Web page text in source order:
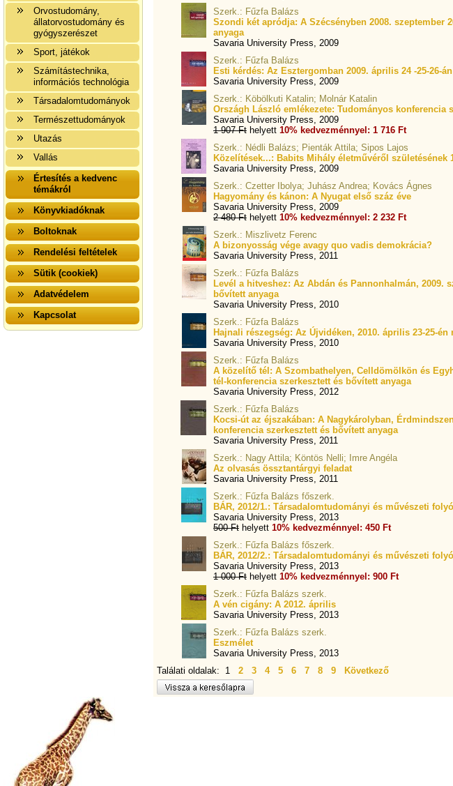
Orvostudomány,
állatorvostudomány és
gyógyszerészet
Sport, játékok
Számítástechnika,
információs technológia
Társadalomtudományok
Természettudományok
Utazás
Vallás
Értesítés a kedvenc
témákról
Könyvkiadóknak
Boltoknak
Rendelési feltételek
Sütik (cookiek)
Adatvédelem
Kapcsolat
Szerk.: Fűzfa Balázs
Szondi két apródja: A Szécsényben 2008. szeptember
anyaga
Savaria University Press, 2009
Szerk.: Fűzfa Balázs
Esti kérdés: Az Esztergomban 2009. április 24 -25-26-
Savaria University Press, 2009
Szerk.: Köbölkuti Katalin; Molnár Katalin
Országh László emlékezete: Tudományos konferencia
Savaria University Press, 2009
1 907 Ft helyett 10% kedvezménnyel: 1 716 Ft
Szerk.: Nédli Balázs; Pienták Attila; Sipos Lajos
Közelítések...: Babits Mihály életművéről születésének
Savaria University Press, 2009
Szerk.: Czetter Ibolya; Juhász Andrea; Kovács Ágnes
Hagyomány és kánon: A Nyugat első száz éve
Savaria University Press, 2009
2 480 Ft helyett 10% kedvezménnyel: 2 232 Ft
Szerk.: Miszlivetz Ferenc
A bizonyosság vége avagy quo vadis demokrácia?
Savaria University Press, 2011
Szerk.: Fűzfa Balázs
Levél a hitveshez: Az Abdán és Pannonhalmán, 2009.
bővített anyaga
Savaria University Press, 2010
Szerk.: Fűzfa Balázs
Hajnali részegség: Az Újvidéken, 2010. április 23-25-
Savaria University Press, 2010
Szerk.: Fűzfa Balázs
A közelítő tél: A Szombathelyen, Celldömölkön és
tél-konferencia szerkesztett és bővített anyaga
Savaria University Press, 2012
Szerk.: Fűzfa Balázs
Kocsi-út az éjszakában: A Nagykárolyban,
konferencia szerkesztett és bővített anyaga
Savaria University Press, 2011
Szerk.: Nagy Attila; Köntös Nelli; Imre Angéla
Az olvasás össztantárgyi feladat
Savaria University Press, 2011
Szerk.: Fűzfa Balázs főszerk.
BÁR, 2012/1.: Társadalomtudományi és művészeti
Savaria University Press, 2013
500 Ft helyett 10% kedvezménnyel: 450 Ft
Szerk.: Fűzfa Balázs főszerk.
BÁR, 2012/2.: Társadalomtudományi és művészeti
Savaria University Press, 2013
1 000 Ft helyett 10% kedvezménnyel: 900 Ft
Szerk.: Fűzfa Balázs szerk.
A vén cigány: A 2012. április
Savaria University Press, 2013
Szerk.: Fűzfa Balázs szerk.
Eszmélet
Savaria University Press, 2013
Találati oldalak: 1 2 3 4 5 6 7 8 9 Következő